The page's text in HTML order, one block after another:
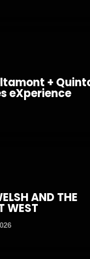
+
eXperience
AND THE
WEST